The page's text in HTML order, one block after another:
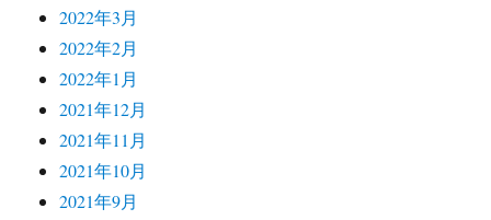
2022年3月
2022年2月
2022年1月
2021年12月
2021年11月
2021年10月
2021年9月